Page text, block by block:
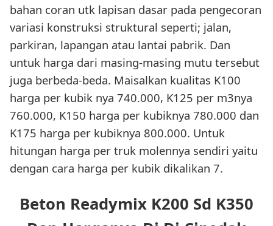
bahan coran utk lapisan dasar pada pengecoran
variasi konstruksi struktural seperti; jalan,
parkiran, lapangan atau lantai pabrik. Dan
untuk harga dari masing-masing mutu tersebut
juga berbeda-beda. Maisalkan kualitas K100
harga per kubik nya 740.000, K125 per m3nya
760.000, K150 harga per kubiknya 780.000 dan
K175 harga per kubiknya 800.000. Untuk
hitungan harga per truk molennya sendiri yaitu
dengan cara harga per kubik dikalikan 7.
Beton Readymix K200 Sd K350